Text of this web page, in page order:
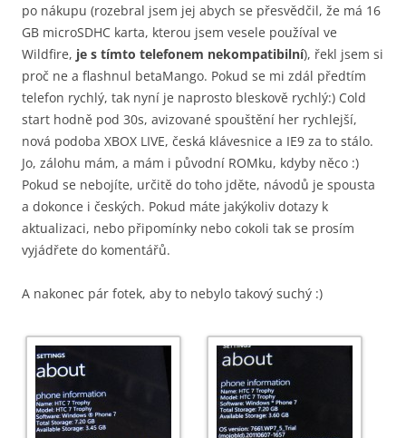
po nákupu (rozebral jsem jej abych se přesvědčil, že má 16
GB microSDHC karta, kterou jsem vesele používal ve
Wildfire, je s tímto telefonem nekompatibilní), řekl jsem si
proč ne a flashnul betaMango. Pokud se mi zdál předtím
telefon rychlý, tak nyní je naprosto bleskově rychlý:) Cold
start hodně pod 30s, avizované spouštění her rychlejší,
nová podoba XBOX LIVE, česká klávesnice a IE9 za to stálo.
Jo, zálohu mám, a mám i původní ROMku, kdyby něco :)
Pokud se nebojíte, určitě do toho jděte, návodů je spousta
a dokonce i českých. Pokud máte jakýkoliv dotazy k
aktualizaci, nebo připomínky nebo cokoli tak se prosím
vyjádřete do komentářů.
A nakonec pár fotek, aby to nebylo takový suchý :)